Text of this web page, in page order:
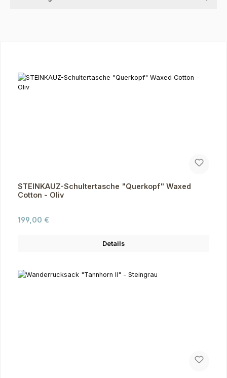
STEINKAUZ-Schultertasche "Querkopf" Waxed
Cotton - Oliv
Regulärer Preis:
199,00 €
Details